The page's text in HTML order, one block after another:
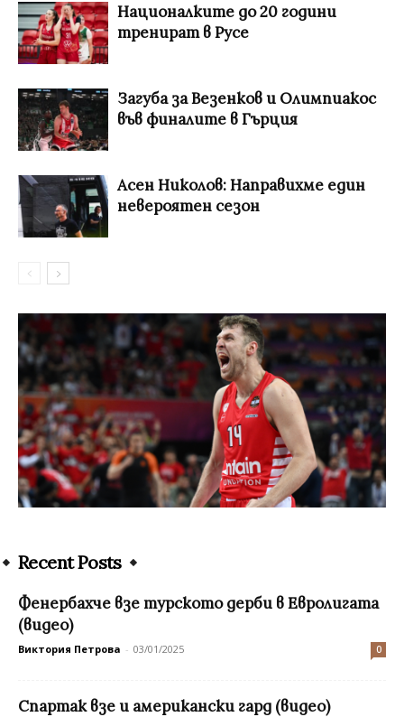
Националките до 20 години
тренират в Русе
Загуба за Везенков и Олимпиакос
във финалите в Гърция
Асен Николов: Направихме един
невероятен сезон
Recent Posts
Фенербахче взе турското дерби в Евролигата
(видео)
Виктория Петрова - 03/01/2025 0
Спартак взе и американски гард (видео)